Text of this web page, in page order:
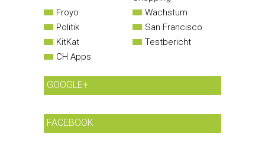
Froyo
Wachstum
Politik
San Francisco
KitKat
Testbericht
CH Apps
GOOGLE+
FACEBOOK